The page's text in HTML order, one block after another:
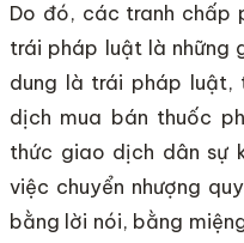
Do đó, các tranh chấp
trái pháp luật là những
dung là trái pháp luật,
dịch mua bán thuốc
thức giao dịch dân sự
việc chuyển nhượng
bằng lời nói, bằng